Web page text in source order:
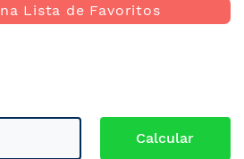
Lista de Favoritos